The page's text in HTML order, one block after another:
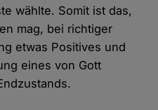
wählte. Somit ist das,
mag, bei richtiger
etwas Positives und
eines von Gott